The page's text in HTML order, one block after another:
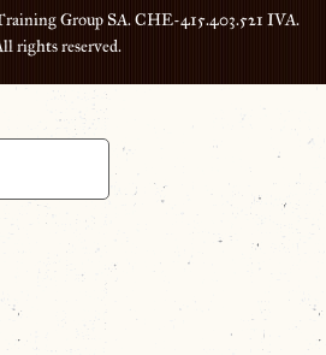
Group SA. CHE-415.403.521 IVA.
rights reserved.